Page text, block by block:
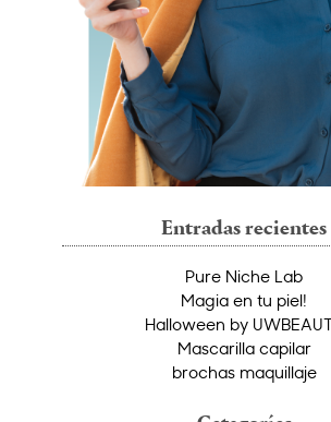
Entradas recientes
Pure Niche Lab
Magia en tu piel!
Halloween by
Mascarilla capilar
brochas maquillaje